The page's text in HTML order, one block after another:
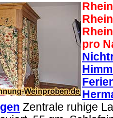
pro
Zentrale ruhige